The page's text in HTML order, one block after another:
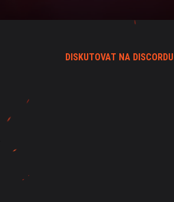
DISKUTOVAT NA DISCORDU